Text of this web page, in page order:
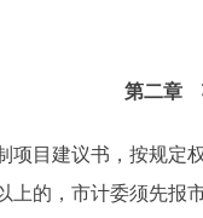
第二章
建议书，按规定权
的，市计委须先报市